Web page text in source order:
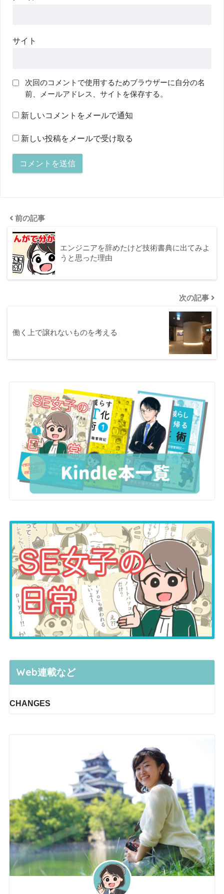
サイト
次回のコメントで使用するためブラウザーに自分の名
前、メールアドレス、サイトを保存する。
新しいコメントをメールで通知
新しい投稿をメールで受け取る
前の記事
エンジニアを辞めたけど技術書典に出てみよ
うと思った理由
次の記事
働く上で譲れないものを考える
Web連載など
CHANGES